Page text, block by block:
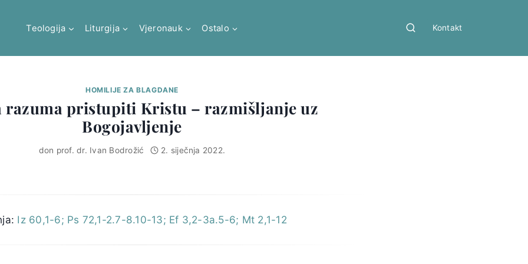
Teologija Liturgija Vjeronauk Ostalo Kontakt
HOMILIJE ZA BLAGDANE
razuma pristupiti Kristu – razmišljanje uz
Bogojavljenje
don prof. dr. Ivan Bodrožić 2. siječnja 2022.
Iz 60,1-6; Ps 72,1-2.7-8.10-13; Ef 3,2-3a.5-6; Mt 2,1-12